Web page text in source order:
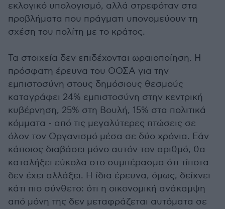
εκλογικό υπολογισμό, αλλά στρεφόταν στα
προβλήματα που πράγματι υπονομεύουν τη
σχέση του πολίτη με το κράτος.
Τα στοιχεία δεν επιδέχονται ωραιοποίηση. Η
πρόσφατη έρευνα του ΟΟΣΑ για την
εμπιστοσύνη στους δημόσιους θεσμούς
καταγράφει 24% εμπιστοσύνη στην κεντρική
κυβέρνηση, 25% στη Βουλή, 15% στα πολιτικά
κόμματα - από τις μεγαλύτερες πτώσεις σε
όλον τον Οργανισμό μέσα σε δύο χρόνια. Εάν
κάποιος διαβάσει μόνο αυτόν τον αριθμό, θα
καταλήξει εύκολα στο συμπέρασμα ότι τίποτα
δεν έχει αλλάξει. Η ίδια έρευνα, όμως, δείχνει
κάτι πιο σύνθετο: ότι η οικονομική ανάκαμψη
από μόνη της δεν μεταφράζεται αυτόματα σε